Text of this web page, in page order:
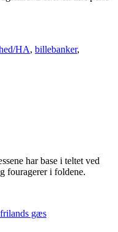
HA, billebanker,
har base i teltet ved
fouragerer i foldene.
gæs